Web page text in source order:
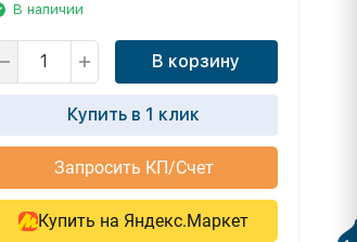
В наличии
В корзину
Купить в 1 клик
Запросить КП/Счет
Купить на Яндекс.Маркет